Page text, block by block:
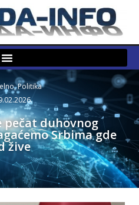
,Politika
pečat duhovnog
Srbima gde
žive